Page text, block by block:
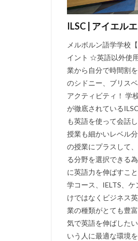
ILSC | アイエル
メルボルン語学学校
イント ☆英語以外使
業から自分で時間割
のシドニー、ブリス
アクティビティ！ 学
が徹底されている
も英語を使って会話
授業も細かいレベル
の授業にプラスして
る分野を選択できる
に英語力を伸ばすこ
学コース、IELTS、
けではなくビジネス
業の種類がとても豊
気で英語を伸ばした
いう人に最適な環境